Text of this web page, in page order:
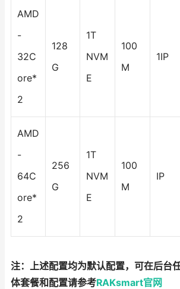
AMD
-
32C
ore*
2
128
G
1T
NVM
E
100
M
1IP
AMD
-
64C
ore*
2
256
G
1T
NVM
E
100
M
IP
注：上述配置均为默认配置，可在后台
体套餐和配置请参考RAKsmart官网